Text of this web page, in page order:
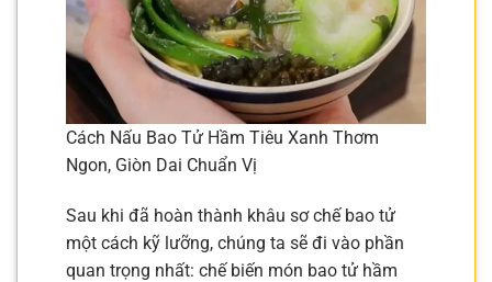
Cách Nấu Bao Tử Hầm Tiêu Xanh Thơm
Ngon, Giòn Dai Chuẩn Vị
Sau khi đã hoàn thành khâu sơ chế bao tử
một cách kỹ lưỡng, chúng ta sẽ đi vào phần
quan trọng nhất: chế biến món bao tử hầm